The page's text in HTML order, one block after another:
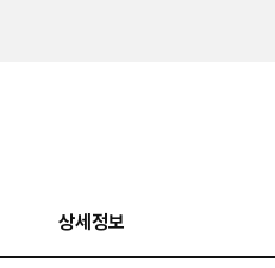
상세정보